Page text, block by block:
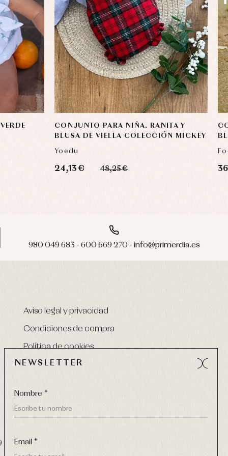
CONJUNTO PARA NIÑA. RANITA Y
BLUSA DE VIELLA COLECCIÓN MICKEY
Yoedu
24,13 € 48,25 €
980 049 683 - 600 669 270 - info@primerdia.es
Aviso legal y privacidad
Condiciones de compra
Política de cookies
270-email:
NEWSLETTER
Nombre *
Email *